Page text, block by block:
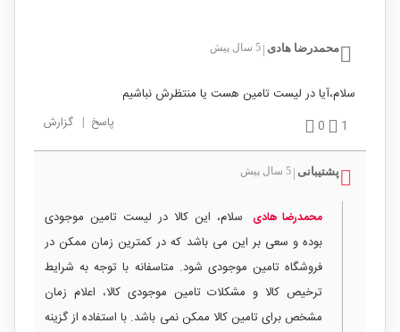
محمدرضا هادی 5 سال پیش
سلام،آیا در لیست تامین هست یا منتظرش نباشیم
1
0 پاسخ | گزارش
پشتیبانی 5 سال پیش
محمدرضا هادی
سلام، این کالا در لیست تامین موجودی
بوده و سعی بر این می باشد که در کمترین زمان ممکن در
فروشگاه تامین موجودی شود. متاسفانه با توجه به شرایط
ترخیص کالا و مشکلات تامین موجودی کالا، اعلام زمان
مشخص برای تامین کالا ممکن نمی باشد. با استفاده از گزینه